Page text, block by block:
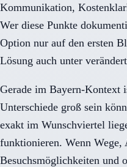
Kommunikation,
Wer diese Punkte
Option nur auf den ersten
Lösung auch unter
Gerade im Bayern-Kontext
Unterschiede groß sein
exakt im Wunschviertel
funktionieren. Wenn Wege,
Besuchsmöglichkeiten und